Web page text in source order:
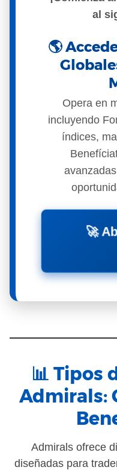
al
🌎
Opera en
incluyendo
índices,
🚀
📊 Tipos
Admirals:
Admirals ofrece
diseñadas para